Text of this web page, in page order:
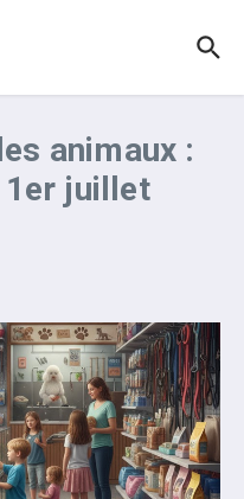
animaux :
1er juillet